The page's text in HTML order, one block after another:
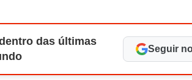
das últimas
Seguir